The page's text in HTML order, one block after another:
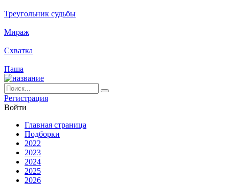
Треугольник судьбы
Мираж
Схватка
Паша
Ре­ги­ст­ра­ция
Вой­ти
Глав­ная стра­ни­ца
Подборки
2022
2023
2024
2025
2026